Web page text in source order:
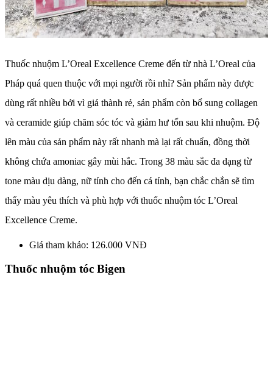
Thuốc nhuộm L’Oreal Excellence Creme đến từ nhà L’Oreal của
Pháp quá quen thuộc với mọi người rồi nhỉ? Sản phẩm này được
dùng rất nhiều bởi vì giá thành rẻ, sản phẩm còn bổ sung collagen
và ceramide giúp chăm sóc tóc và giảm hư tổn sau khi nhuộm. Độ
lên màu của sản phẩm này rất nhanh mà lại rất chuẩn, đồng thời
không chứa amoniac gây mùi hắc. Trong 38 màu sắc đa dạng từ
tone màu dịu dàng, nữ tính cho đến cá tính, bạn chắc chắn sẽ tìm
thấy màu yêu thích và phù hợp với thuốc nhuộm tóc L’Oreal
Excellence Creme.
Giá tham khảo: 126.000 VNĐ
Thuốc nhuộm tóc Bigen